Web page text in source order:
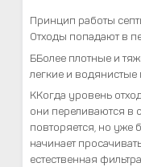
Принцип работы
Отходы попадают в
ББолее плотные и
легкие и
ККогда уровень
они переливаются в
повторяется, но уже
начинает
естественная